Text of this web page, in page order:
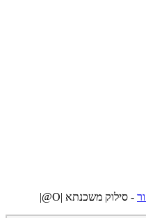
- סילוק משכנתא |O@|